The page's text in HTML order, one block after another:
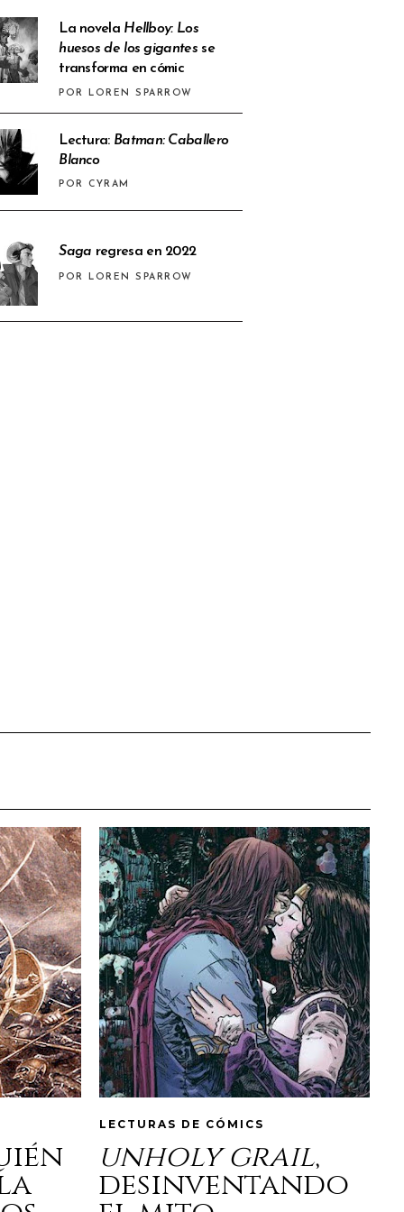
La novela Hellboy: Los
huesos de los gigantesse
transforma en cómic
POR LOREN SPARROW
Lectura: Batman: Caballero
Blanco
POR CYRAM
Saga regresa en 2022
POR LOREN SPARROW
LECTURAS DE CÓMICS
unholy grail,
desinventando